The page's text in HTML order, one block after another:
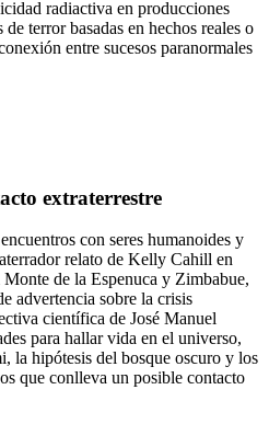
radiactiva en producciones
terror basadas en hechos reales o
entre sucesos paranormales
extraterrestre
con seres humanoides y
relato de Kelly Cahill en
de la Espenuca y Zimbabue,
advertencia sobre la crisis
científica de José Manuel
para hallar vida en el universo,
la hipótesis del bosque oscuro y los
que conlleva un posible contacto